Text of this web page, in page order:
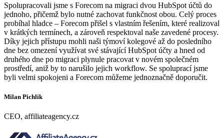
Spolupracovali jsme s Forecom na migraci dvou HubSpot účtů do
jednoho, přičemž bylo nutné zachovat funkčnost obou. Celý proces
probíhal hladce – Forecom přišel s vlastním řešením, které realizoval
v krátkých termínech, a zároveň respektoval naše zavedené procesy.
Díky jejich přístupu mohli naši týmoví kolegové až do posledního
dne bez omezení využívat své stávající HubSpot účty a hned od
druhého dne po migraci plynule pracovat v novém společném
prostředí, aniž by to narušilo jejich workflow. Se spoluprací jsme
byli velmi spokojeni a Forecom můžeme jednoznačně doporučit.
Milan Pichlík
CEO, affiliateagency.cz